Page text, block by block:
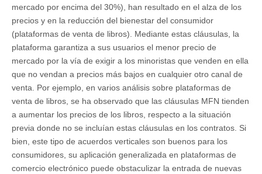
mercado por encima del 30%), han resultado en el alza de los
precios y en la reducción del bienestar del consumidor
(plataformas de venta de libros). Mediante estas cláusulas, la
plataforma garantiza a sus usuarios el menor precio de
mercado por la vía de exigir a los minoristas que venden en ella
que no vendan a precios más bajos en cualquier otro canal de
venta. Por ejemplo, en varios análisis sobre plataformas de
venta de libros, se ha observado que las cláusulas MFN tienden
a aumentar los precios de los libros, respecto a la situación
previa donde no se incluían estas cláusulas en los contratos. Si
bien, este tipo de acuerdos verticales son buenos para los
consumidores, su aplicación generalizada en plataformas de
comercio electrónico puede obstaculizar la entrada de nuevas